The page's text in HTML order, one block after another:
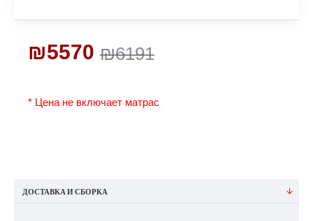
* Цена не включает матрас
₪6191
₪5570
ДОСТАВКА И СБОРКА